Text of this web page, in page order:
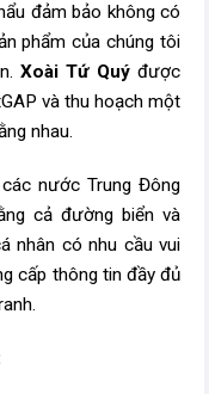
đảm bảo không có
phẩm của chúng tôi
Xoài Tứ Quýđược
và thu hoạch một
nhau.
nước Trung Đông
cả đường biển và
nhân có nhu cầu vui
cấp thông tin đầy đủ